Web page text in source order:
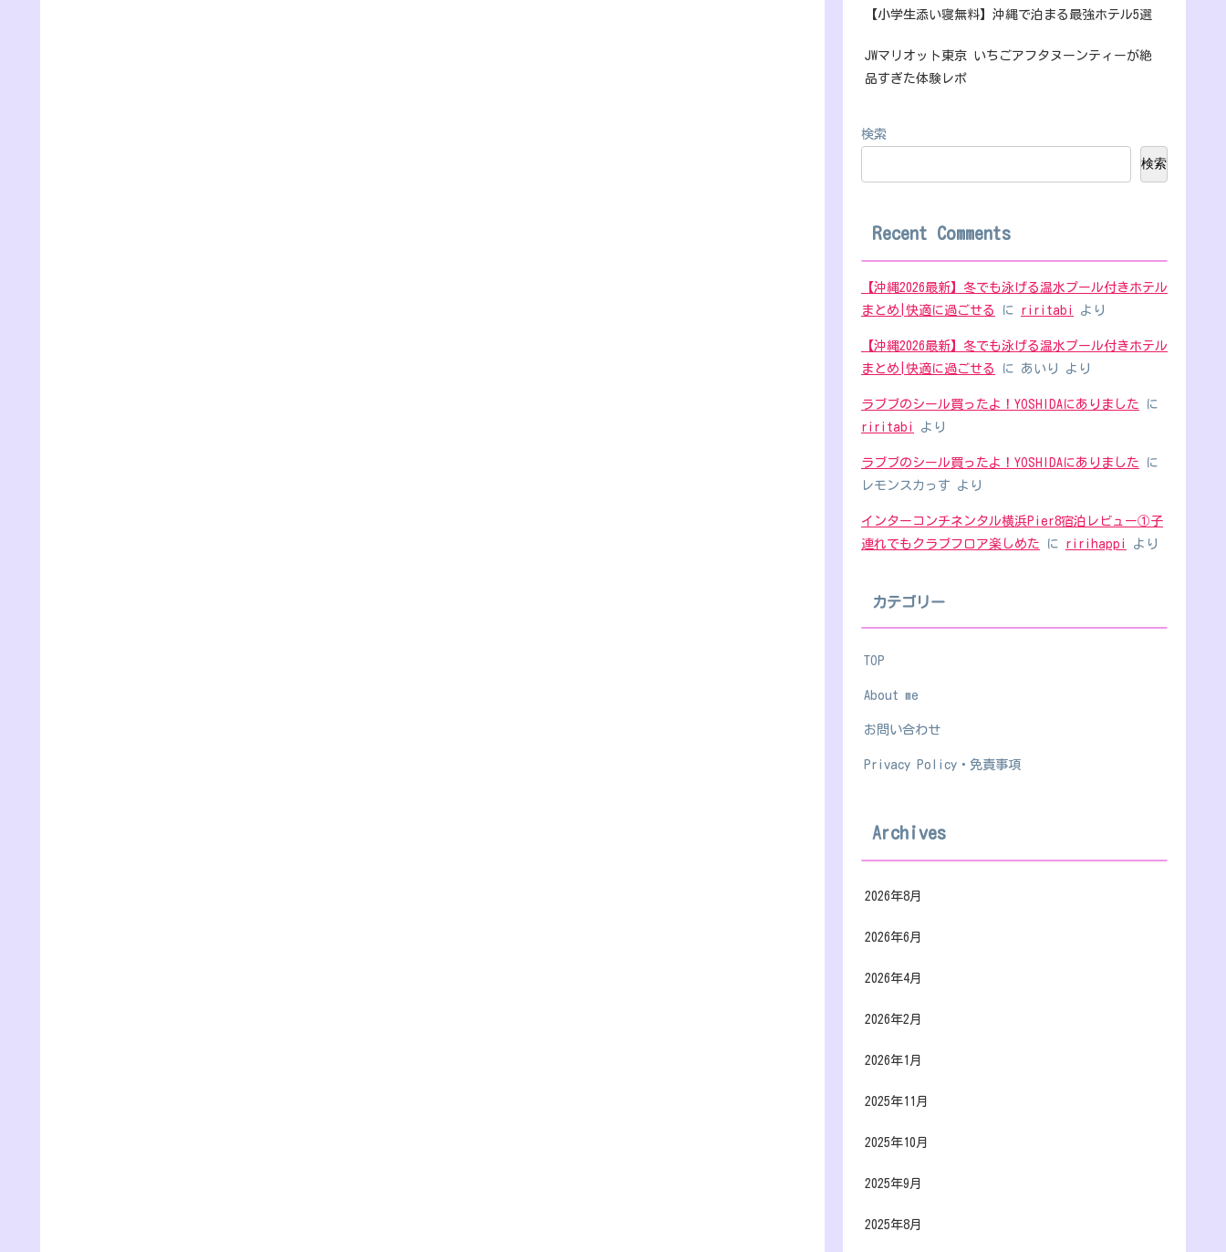
【小学生添い寝無料】沖縄で泊まる最強ホテル5選
JWマリオット東京 いちごアフタヌーンティーが絶
品すぎた体験レポ
検索
検索
Recent Comments
【沖縄2026最新】冬でも泳げる温水プール付きホテル
まとめ|快適に過ごせる
に riritabi より
【沖縄2026最新】冬でも泳げる温水プール付きホテル
まとめ|快適に過ごせる
に あいり より
ラブブのシール買ったよ！YOSHIDAにありました に
riritabi
より
ラブブのシール買ったよ！YOSHIDAにありました に
レモンスカっす より
インターコンチネンタル横浜Pier8宿泊レビュー①子
連れでもクラブフロア楽しめた に ririhappi より
カテゴリー
TOP
About me
お問い合わせ
Privacy Policy・免責事項
Archives
2026年8月
2026年6月
2026年4月
2026年2月
2026年1月
2025年11月
2025年10月
2025年9月
2025年8月